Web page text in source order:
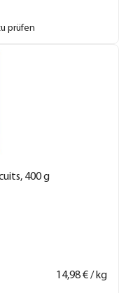
prüfen
400 g
14,98€ / kg